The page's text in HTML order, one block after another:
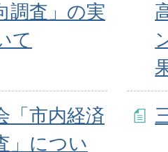
調査」の実
て
「市内経済
」につい